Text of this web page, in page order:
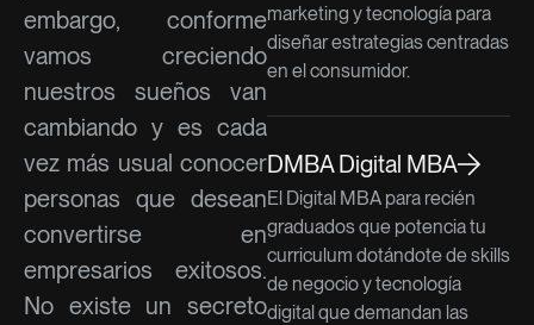
embargo, conforme
vamos creciendo
nuestros sueños van
cambiando y es cada
vez más usual conocer
personas que desean
convertirse en
empresarios exitosos.
No existe un secreto
marketing y tecnología para
diseñar estrategias centradas
en el consumidor.
DMBA Digital MBA
El Digital MBA para recién
graduados que potencia tu
curriculum dotándote de skills
de negocio y tecnología
digital que demandan las